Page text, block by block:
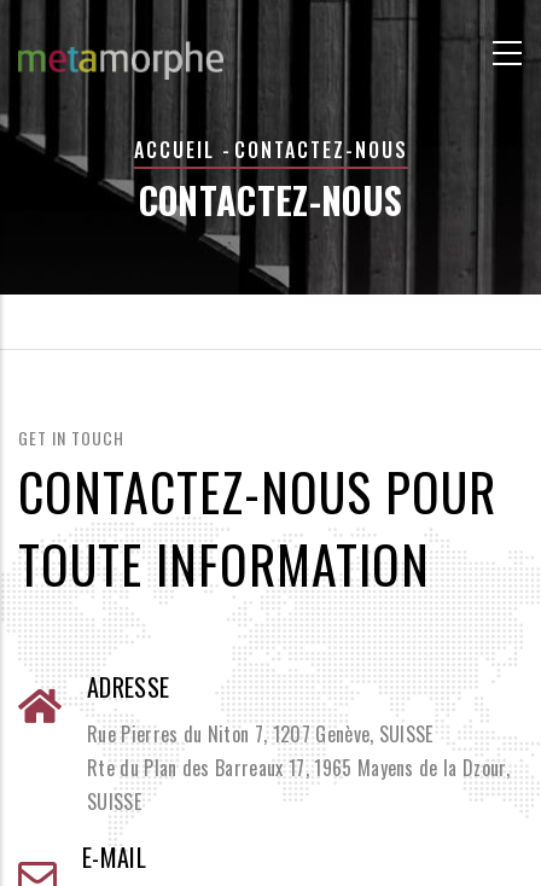
principal
FIL
D'ARIANE
ACCUEIL - CONTACTEZ-NOUS
CONTACTEZ-NOUS
GET IN TOUCH
CONTACTEZ-NOUS POUR
TOUTE INFORMATION
ADRESSE
Rue Pierres du Niton 7, 1207 Genève, SUISSE
Rte du Plan des Barreaux 17, 1965 Mayens de la Dzour,
SUISSE
E-MAIL